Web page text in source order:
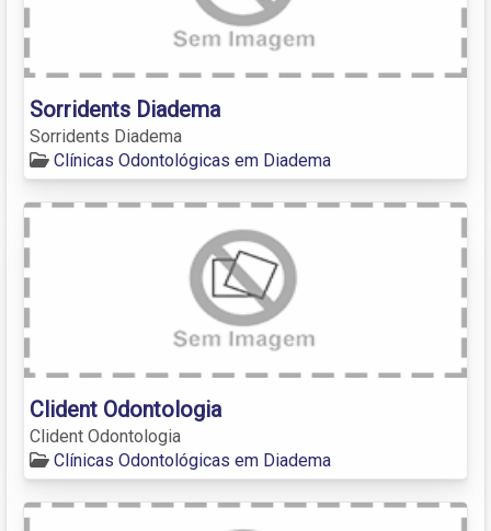
Sorridents Diadema
Sorridents Diadema
Clínicas Odontológicas em Diadema
Clident Odontologia
Clident Odontologia
Clínicas Odontológicas em Diadema